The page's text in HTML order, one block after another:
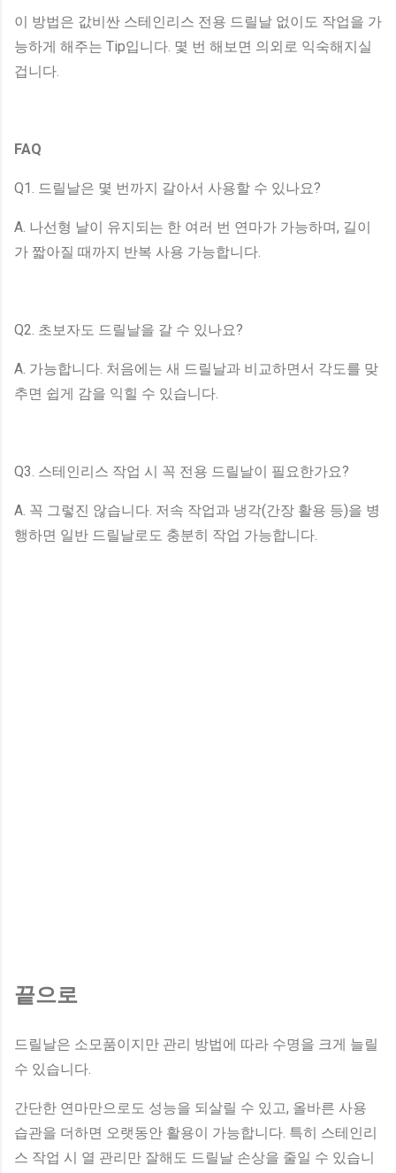
이 방법은 값비싼 스테인리스 전용 드릴날 없이도 작업을 가
능하게 해주는 Tip입니다. 몇 번 해보면 의외로 익숙해지실
겁니다.
FAQ
Q1. 드릴날은 몇 번까지 갈아서 사용할 수 있나요?
A. 나선형 날이 유지되는 한 여러 번 연마가 가능하며, 길이
가 짧아질 때까지 반복 사용 가능합니다.
Q2. 초보자도 드릴날을 갈 수 있나요?
A. 가능합니다. 처음에는 새 드릴날과 비교하면서 각도를 맞
추면 쉽게 감을 익힐 수 있습니다.
Q3. 스테인리스 작업 시 꼭 전용 드릴날이 필요한가요?
A. 꼭 그렇진 않습니다. 저속 작업과 냉각(간장 활용 등)을 병
행하면 일반 드릴날로도 충분히 작업 가능합니다.
끝으로
드릴날은 소모품이지만 관리 방법에 따라 수명을 크게 늘릴
수 있습니다.
간단한 연마만으로도 성능을 되살릴 수 있고, 올바른 사용
습관을 더하면 오랫동안 활용이 가능합니다. 특히 스테인리
스 작업 시 열 관리만 잘해도 드릴날 손상을 줄일 수 있습니